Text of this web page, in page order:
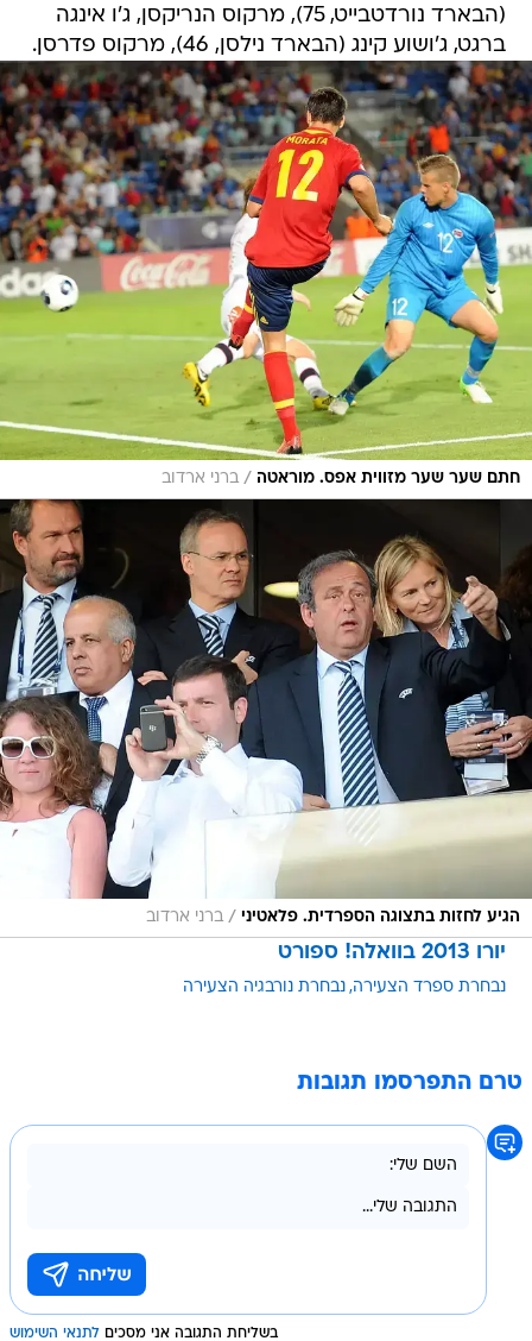
(הבארד נורדטבייט, 75), מרקוס הנריקסן, ג'ו אינגה
ברגט, ג'ושוע קינג (הבארד נילסן, 46), מרקוס פדרסן.
חתם שער שער מזווית אפס. מוראטה / ברני ארדוב
הגיע לחזות בתצוגה הספרדית. פלאטיני / ברני ארדוב
יורו 2013 בוואלה! ספורט
נבחרת ספרד הצעירה נבחרת נורבגיה הצעירה
טרם התפרסמו תגובות
בשליחת התגובה אני מסכים לתנאי השימוש